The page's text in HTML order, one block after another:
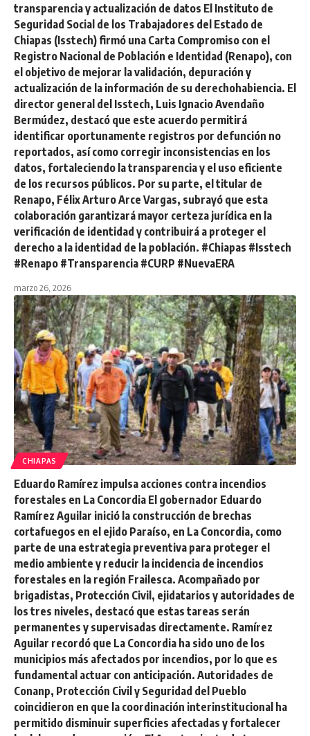
transparencia y actualización de datos El Instituto de
Seguridad Social de los Trabajadores del Estado de
Chiapas (Isstech) firmó una Carta Compromiso con el
Registro Nacional de Población e Identidad (Renapo), con
el objetivo de mejorar la validación, depuración y
actualización de la información de su derechohabiencia. El
director general del Isstech, Luis Ignacio Avendaño
Bermúdez, destacó que este acuerdo permitirá
identificar oportunamente registros por defunción no
reportados, así como corregir inconsistencias en los
datos, fortaleciendo la transparencia y el uso eficiente
de los recursos públicos. Por su parte, el titular de
Renapo, Félix Arturo Arce Vargas, subrayó que esta
colaboración garantizará mayor certeza jurídica en la
verificación de identidad y contribuirá a proteger el
derecho a la identidad de la población. #Chiapas #Isstech
#Renapo #Transparencia #CURP #NuevaERA
marzo 26, 2026
CHIAPAS
Eduardo Ramírez impulsa acciones contra incendios
forestales en La Concordia El gobernador Eduardo
Ramírez Aguilar inició la construcción de brechas
cortafuegos en el ejido Paraíso, en La Concordia, como
parte de una estrategia preventiva para proteger el
medio ambiente y reducir la incidencia de incendios
forestales en la región Frailesca. Acompañado por
brigadistas, Protección Civil, ejidatarios y autoridades de
los tres niveles, destacó que estas tareas serán
permanentes y supervisadas directamente. Ramírez
Aguilar recordó que La Concordia ha sido uno de los
municipios más afectados por incendios, por lo que es
fundamental actuar con anticipación. Autoridades de
Conanp, Protección Civil y Seguridad del Pueblo
coincidieron en que la coordinación interinstitucional ha
permitido disminuir superficies afectadas y fortalecer